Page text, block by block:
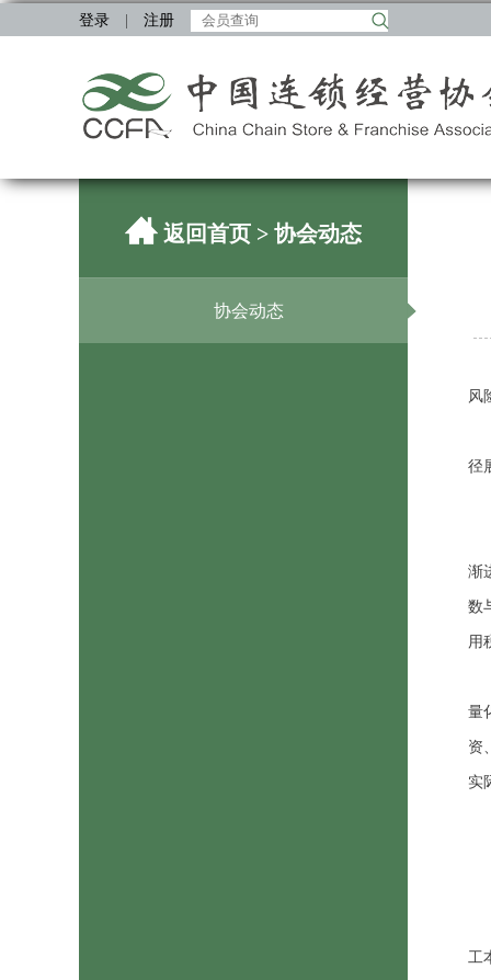
登录 注册
返回首页 > 协会动态
协会动态
风
径
渐
数
用
量
资
实
工